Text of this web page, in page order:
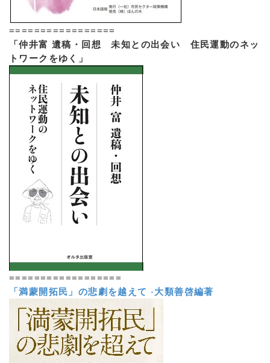
=================
「仲井富 遺稿・回想 未知との出会い 住民運動のネッ
トワークをゆく」
==================
「満蒙開拓民」の悲劇を越えて -大類善啓編著